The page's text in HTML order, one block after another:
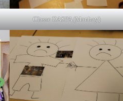
Classe DASPA (Manhay)